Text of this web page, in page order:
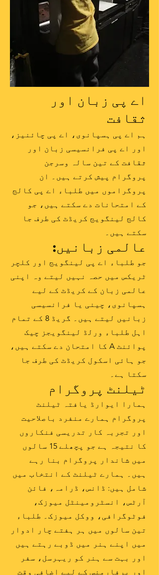
اے پی زبان اور
ثقافت
ہم اے پی ہسپانوی، اے پی چائنیز،
اور اے پی فرانسیسی زبان اور
ثقافت کے تین سالہ وسرجن
پروگرام پیش کرتے ہیں۔ ان
پروگراموں میں طلباء اے پی کالج
کے امتحانات دے سکتے ہیں، جو
کالج لینگویج کریڈٹ کی طرف جا
سکتے ہیں۔
عالمی زبانیں:
جو طلباء اے پی لینگویج اور کلچر
ٹریکس میں حصہ نہیں لیتے وہ اپنی
عالمی زبان کے کریڈٹ کے لیے
ہسپانوی، چینی یا فرانسیسی
زبانیں لیتے ہیں۔ گریڈ 8 کے تمام
اہل طلباء ورلڈ لینگویجز چیک
پوائنٹ A کا امتحان دے سکتے ہیں،
جو ہائی اسکول کریڈٹ کی طرف جا
سکتا ہے۔
ٹیلنٹ پروگرام
ہمارا ایوارڈ یافتہ ٹیلنٹ
پروگرام ہمارے منفرد باصلاحیت
اور تجربہ کار تدریسی فنکاروں
کا نتیجہ ہے جو پچھلے 15 سالوں
میں شاندار پروگرام بنا رہے
ہیں۔ ہمارے ٹیلنٹ کے انتخاب میں
شامل ہیں: ڈانس، ڈرامہ، فائن
آرٹس، انسٹرومینٹل میوزک،
فوٹوگرافی، ووکل میوزک۔ طلباء
تین سالوں میں ہر ہفتے چار ادوار
میں اپنے ہنر میں ڈوبے رہتے ہیں
اور بہت سے ہنر کو ریہرسل، سفر
اور پرفارمنس کے لیے اضافی وقت